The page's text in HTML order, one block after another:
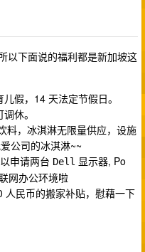
以下面说的福利都是新加坡这
假，14 天法定节假日。
休。
料，冰淇淋无限量供应，设施
公司的冰淇淋~~
申请两台 Dell 显示器, Po
网办公环境啦
人民币的搬家补贴，慰藉一下